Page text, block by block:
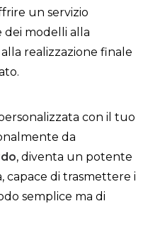
un servizio
dei modelli alla
realizzazione finale
con il tuo
da
, diventa un potente
capace di trasmettere i
semplice ma di